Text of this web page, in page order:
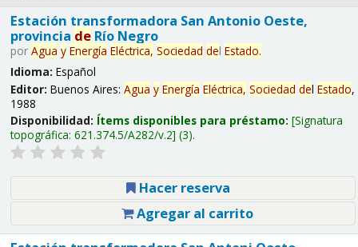
Estación transformadora San Antonio Oeste,
provincia deRío Negro
por Agua y Energía Eléctrica, Sociedad del Estado.
Idioma: Español
Editor: Buenos Aires: Agua y Energía Eléctrica, Sociedad del Estado,
1988
Disponibilidad: Ítems disponibles para préstamo: Signatura
topográfica: 621.374.5/A282/v.2 (3).
Hacer reserva
Agregar al carrito